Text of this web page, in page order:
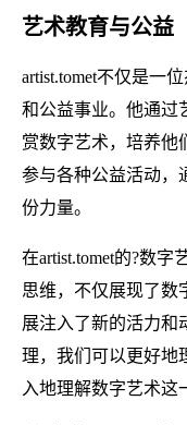
艺术教育与公益
artist.tomet不仅是一
和公益事业。他通过
赏数字艺术，培养他
参与各种公益活动，
份力量。
在artist.tomet的?数
思维，不仅展现了数
展注入了新的活力和
理，我们可以更好地
入地理解数字艺术这